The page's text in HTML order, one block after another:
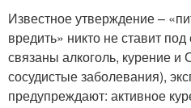
Известное утверждение –
вредить» никто не ставит
связаны алкоголь, курение
сосудистые заболевания),
предупреждают: активное